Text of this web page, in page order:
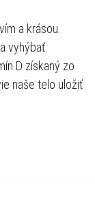
a krásou.
vyhýbať.
D získaný zo
naše telo uložiť